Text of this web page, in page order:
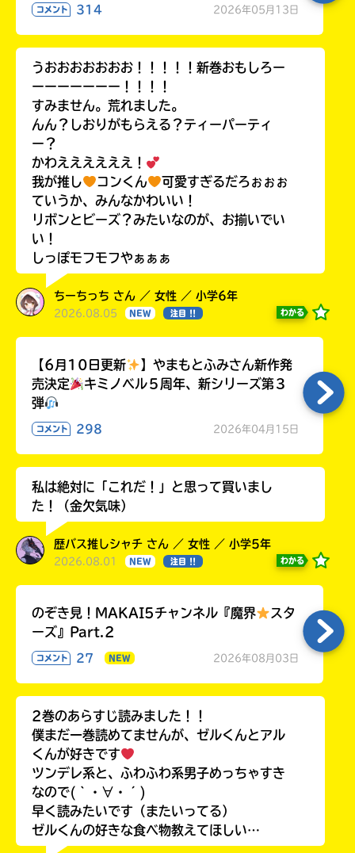
コメント 314 2026年05月13日
うおおおおおおお！！！！！新巻おもしろー
ーーーーーーー！！！！
すみません。荒れました。
んん？しおりがもらえる？ティーパーティ
ー？
かわええええええ！
我が推し
コンくん
可愛すぎるだろぉぉぉ
ていうか、みんなかわいい！
リボンとビーズ？みたいなのが、お揃いでい
い！
しっぽモフモフやぁぁぁ
ちーちっち さん ／ 女性 ／ 小学6年
2026.08.05 NEW 注目 !! わかる
【6月10日更新
】やまもとふみさん新作発
売決定
キミノベル５周年、新シリーズ第３
弾
コメント 298 2026年04月15日
私は絶対に「これだ！」と思って買いまし
た！（金欠気味）
歴バス推しシャチ さん ／ 女性 ／ 小学5年
2026.08.01 NEW 注目 !! わかる
のぞき見！MAKAI5チャンネル『魔界
スタ
ーズ』Part.2
コメント 27 NEW 2026年08月03日
2巻のあらすじ読みました！！
僕まだ一巻読めてませんが、ゼルくんとアル
くんが好きです
ツンデレ系と、ふわふわ系男子めっちゃすき
なので(｀・∀・´)
早く読みたいです（またいってる）
ゼルくんの好きな食べ物教えてほしい…